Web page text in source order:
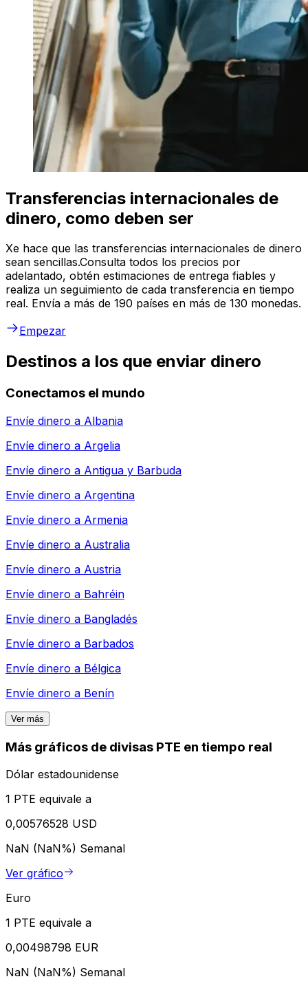
Transferencias internacionales de
dinero, como deben ser
Xe hace que las transferencias internacionales de dinero
sean sencillas.Consulta todos los precios por
adelantado, obtén estimaciones de entrega fiables y
realiza un seguimiento de cada transferencia en tiempo
real. Envía a más de 190 países en más de 130 monedas.
Empezar
Destinos a los que enviar dinero
Conectamos el mundo
Envíe dinero a Albania
Envíe dinero a Argelia
Envíe dinero a Antigua y Barbuda
Envíe dinero a Argentina
Envíe dinero a Armenia
Envíe dinero a Australia
Envíe dinero a Austria
Envíe dinero a Bahréin
Envíe dinero a Bangladés
Envíe dinero a Barbados
Envíe dinero a Bélgica
Envíe dinero a Benín
Ver más
Más gráficos de divisas PTE en tiempo real
Dólar estadounidense
1 PTE equivale a
0,00576528 USD
NaN (NaN%) Semanal
Ver gráfico
Euro
1 PTE equivale a
0,00498798 EUR
NaN (NaN%) Semanal